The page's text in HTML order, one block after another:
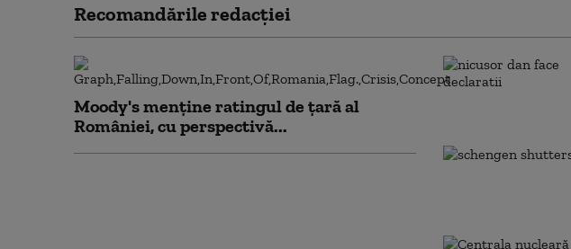
Recomandările redacţiei
Moody's menține ratingul de țară al
României, cu perspectivă...